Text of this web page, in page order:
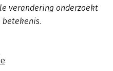
verandering onderzoekt